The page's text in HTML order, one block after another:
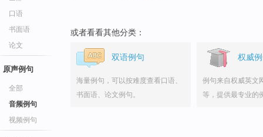
口语
书面语
论文
原声例句
全部
音频例句
视频例句
或者看看其他分类：
双语例句
海量例句，可以按难度查看口语、
书面语、论文例句。
权威
例句来自权威英文
等，提供最专业的